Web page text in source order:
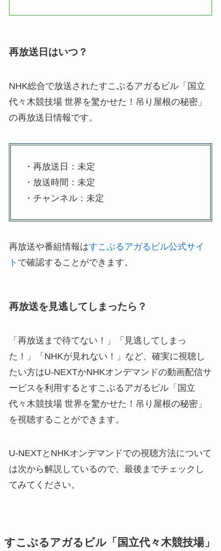
再放送日はいつ？
NHK総合で放送されたすこぶるアガるビル「国立
代々木競技場 世界を驚かせた！吊り屋根の秘密」
の再放送日情報です。
・再放送日：未定
・放送時間：未定
・チャンネル：未定
再放送や番組情報はすこぶるアガるビル公式サイ
ト で確認することができます。
再放送を見逃してしまったら？
「再放送まで待てない！」「見逃してしまっ
た！」「NHKが見れない！」など、確実に視聴し
たい方はU-NEXTかNHKオンデマンドの動画配信サ
ービスを利用するとすこぶるアガるビル「国立
代々木競技場 世界を驚かせた！吊り屋根の秘密」
を視聴することができます。
U-NEXTとNHKオンデマンドでの視聴方法について
は次から解説しているので、最後までチェックし
てみてください。
すこぶるアガるビル「国立代々木競技場」